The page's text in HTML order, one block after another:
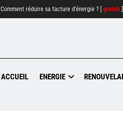
Comment réduire sa facture d'énergie ? [ gratuit
ACCUEIL ENERGIE